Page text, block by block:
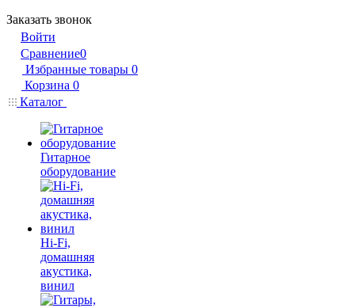
Заказать звонок
Войти
Сравнение0
Избранные товары 0
Корзина 0
Каталог
Гитарное
оборудование
Hi-Fi,
домашняя
акустика,
винил